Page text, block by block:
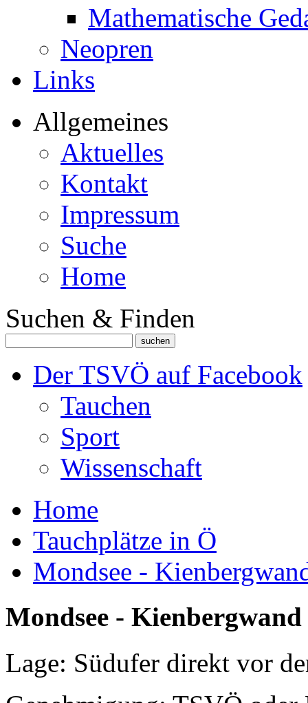
Mathematische
Neopren
Links
Allgemeines
Aktuelles
Kontakt
Impressum
Suche
Home
Suchen & Finden
Der TSVÖ auf Facebook
Tauchen
Sport
Wissenschaft
Home
Tauchplätze in Ö
Mondsee -
Mondsee - Kienbergwand
Lage: Südufer direkt vor